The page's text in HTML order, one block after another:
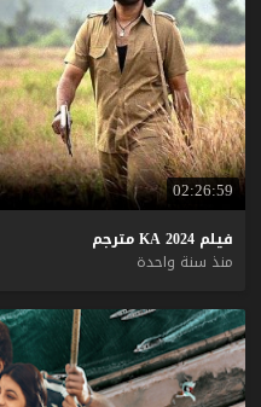
02:26:59
فيلم KA 2024
مترجم
منذ سنة واحدة